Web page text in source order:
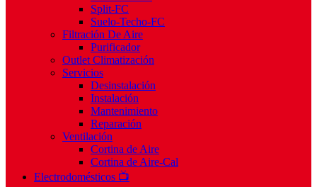
Split-FC
Suelo-Techo-FC
Filtración De Aire
Purificador
Outlet Climatización
Servicios
Desinstalación
Instalación
Mantenimiento
Reparación
Ventilación
Cortina de Aire
Cortina de Aire-Cal
Electrodomésticos 📺